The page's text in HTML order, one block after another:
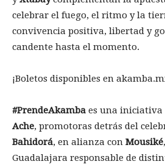
celebrar el fuego, el ritmo y la
convivencia positiva, libertad y
candente hasta el momento.
¡Boletos disponibles en
#PrendeAkamba es una iniciativa
Ache, promotoras detrás del
Bahidorá, en alianza con Mousiké
Guadalajara responsable de